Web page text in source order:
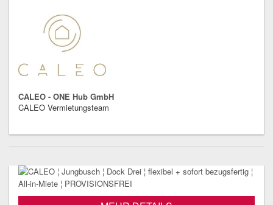
CALEO - ONE Hub GmbH
CALEO Vermietungsteam